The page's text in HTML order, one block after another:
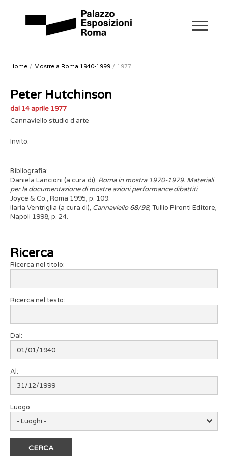
Home Mostre a Roma 1940-1999 1977
Peter Hutchinson
dal 14 aprile 1977
Cannaviello studio d’arte
Invito.
Bibliografia:
Daniela Lancioni (a cura di), Roma in mostra 1970-1979. Materiali
per la documentazione di mostre azioni performance dibattiti,
Joyce & Co., Roma 1995, p. 109.
Ilaria Ventriglia (a cura di), Cannaviello 68/98, Tullio Pironti Editore,
Napoli 1998, p. 24.
Ricerca
Ricerca nel titolo:
Ricerca nel testo:
Dal:
Al:
Luogo: